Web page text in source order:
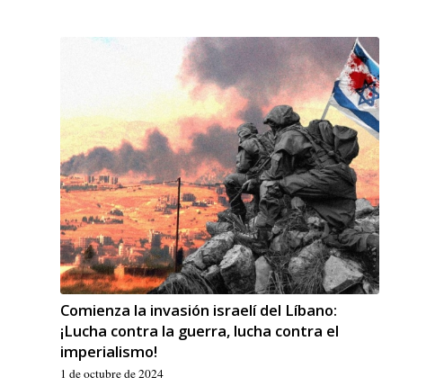
Comienza la invasión israelí del Líbano:
¡Lucha contra la guerra, lucha contra el
imperialismo!
1 de octubre de 2024